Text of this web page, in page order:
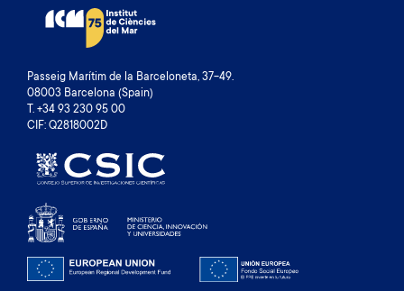
Passeig Marítim de la Barceloneta, 37-49.
08003 Barcelona (Spain)
T. +34 93 230 95 00
CIF: Q2818002D